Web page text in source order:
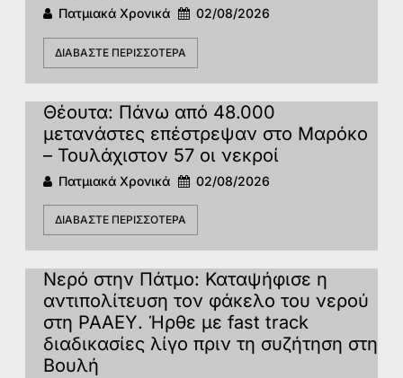
Πατμιακά Χρονικά 02/08/2026
ΔΙΑΒΆΣΤΕ ΠΕΡΙΣΣΌΤΕΡΑ
Θέουτα: Πάνω από 48.000
μετανάστες επέστρεψαν στο Μαρόκο
– Τουλάχιστον 57 οι νεκροί
Πατμιακά Χρονικά 02/08/2026
ΔΙΑΒΆΣΤΕ ΠΕΡΙΣΣΌΤΕΡΑ
Νερό στην Πάτμο: Καταψήφισε η
αντιπολίτευση τον φάκελο του νερού
στη ΡΑΑΕΥ. Ήρθε με fast track
διαδικασίες λίγο πριν τη συζήτηση στη
Βουλή